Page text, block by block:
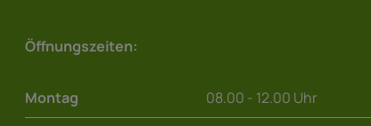
Öffnungszeiten:
Montag 08.00 - 12.00 Uhr